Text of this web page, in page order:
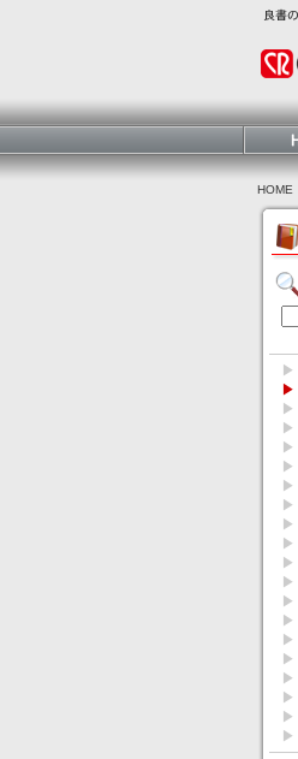
HOME
▶
▶
▶
▶
▶
▶
▶
▶
▶
▶
▶
▶
▶
▶
▶
▶
▶
▶
▶
▶